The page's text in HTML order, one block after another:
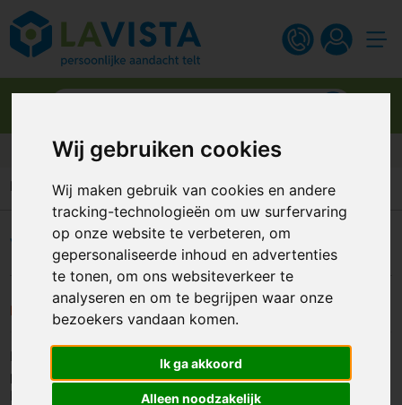
Wij gebruiken cookies
Wij maken gebruik van cookies en andere
tracking-technologieën om uw surfervaring
op onze website te verbeteren, om
gepersonaliseerde inhoud en advertenties
te tonen, om ons websiteverkeer te
analyseren en om te begrijpen waar onze
bezoekers vandaan komen.
Ik ga akkoord
Alleen noodzakelijk
Gratis digitaal ontwerp
Home FAQ
Veel gestelde vragen
Kan ik ook onbedrukte artikelen bestellen?
Het is mogelijk om onbedrukte artikelen te bestellen. De
prijzen staan in de meeste gevallen vermeld bij de artikelen.
Is dit niet het geval, dan maken wij een passende offerte.